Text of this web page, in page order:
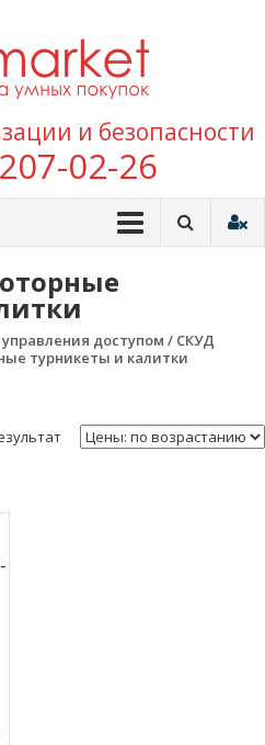
покупок
и безопасности
02-26
доступом / СКУД
турникеты и калитки